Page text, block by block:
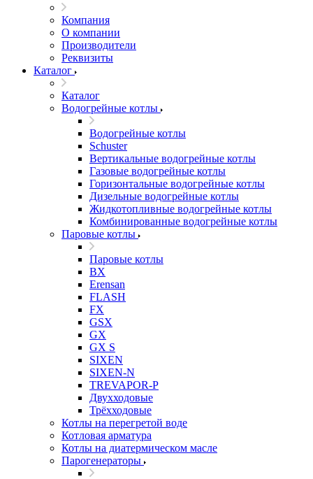
Компания
О компании
Производители
Реквизиты
Каталог
Каталог
Водогрейные котлы
Водогрейные котлы
Schuster
Вертикальные водогрейные котлы
Газовые водогрейные котлы
Горизонтальные водогрейные котлы
Дизельные водогрейные котлы
Жидкотопливные водогрейные котлы
Комбинированные водогрейные котлы
Паровые котлы
Паровые котлы
BX
Erensan
FLASH
FX
GSX
GX
GX S
SIXEN
SIXEN-N
TREVAPOR-P
Двухходовые
Трёхходовые
Котлы на перегретой воде
Котловая арматура
Котлы на диатермическом масле
Парогенераторы